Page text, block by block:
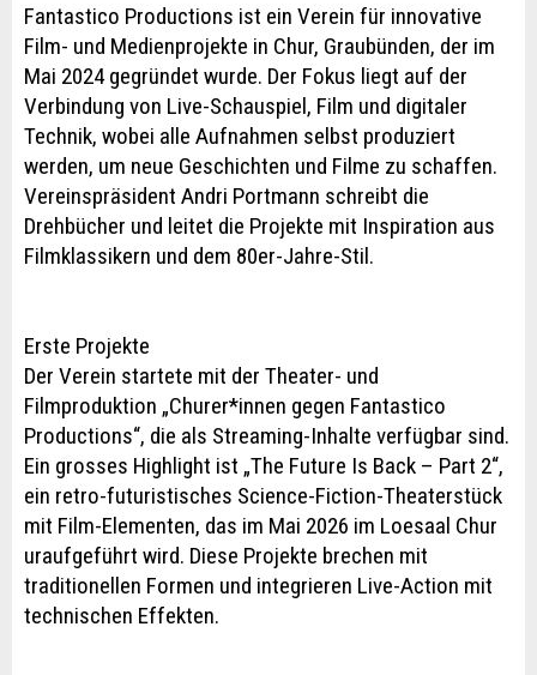
Fantastico Productions ist ein Verein für innovative
Film- und Medienprojekte in Chur, Graubünden, der im
Mai 2024 gegründet wurde. Der Fokus liegt auf der
Verbindung von Live-Schauspiel, Film und digitaler
Technik, wobei alle Aufnahmen selbst produziert
werden, um neue Geschichten und Filme zu schaffen.
Vereinspräsident Andri Portmann schreibt die
Drehbücher und leitet die Projekte mit Inspiration aus
Filmklassikern und dem 80er-Jahre-Stil.
Erste Projekte
Der Verein startete mit der Theater- und
Filmproduktion „Churer*innen gegen Fantastico
Productions“, die als Streaming-Inhalte verfügbar sind.
Ein grosses Highlight ist „The Future Is Back – Part 2“,
ein retro-futuristisches Science-Fiction-Theaterstück
mit Film-Elementen, das im Mai 2026 im Loesaal Chur
uraufgeführt wird. Diese Projekte brechen mit
traditionellen Formen und integrieren Live-Action mit
technischen Effekten.